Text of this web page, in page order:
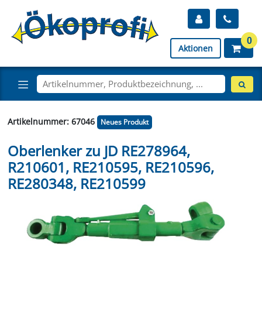
Aktionen
0
Artikelnummer: 67046 Neues Produkt
Oberlenker zu JD RE278964,
R210601, RE210595, RE210596,
RE280348, RE210599